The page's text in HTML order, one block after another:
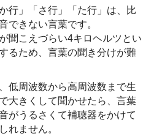
行」「さ行」「た行」は、比
できない言葉です。
聞こえづらい4キロヘルツとい
るため、言葉の聞き分けが難
低周波数から高周波数まで生
大きくして聞かせたら、言葉
がうるさくて補聴器をかけて
れません。